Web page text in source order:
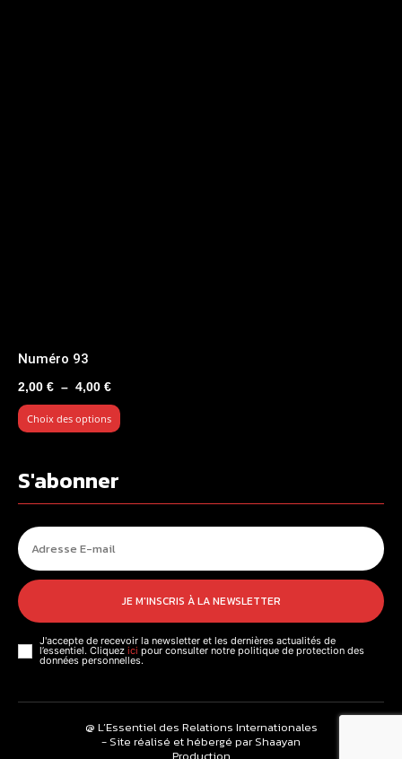
Numéro 93
2,00 € – 4,00 €Plage
de
prix :
4,00 €
Choix des options
S'abonner
JE M'INSCRIS À LA NEWSLETTER
J'accepte de recevoir la newsletter et les dernières actualités de
l’essentiel. Cliquez ici pour consulter notre politique de protection des
données personnelles.
@ L’Essentiel des Relations Internationales
- Site réalisé et hébergé par Shaayan
Production